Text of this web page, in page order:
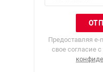
Предоставляя e-
свое согласие